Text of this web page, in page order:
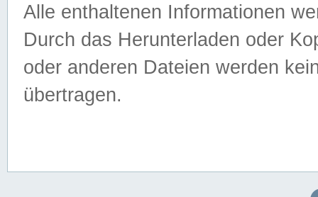
Alle enthaltenen Informationen
Durch das Herunterladen oder
oder anderen Dateien werden
übertragen.